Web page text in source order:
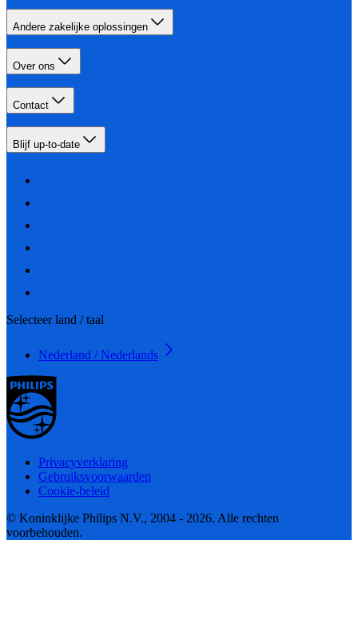
Andere zakelijke oplossingen
Over ons
Contact
Blijf up-to-date
Selecteer land / taal
Nederland / Nederlands
Privacyverklaring
Gebruiksvoorwaarden
Cookie-beleid
© Koninklijke Philips N.V., 2004 - 2026. Alle rechten
voorbehouden.